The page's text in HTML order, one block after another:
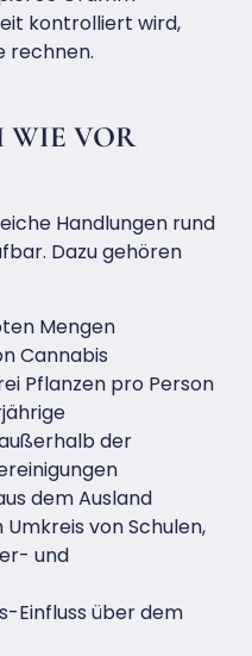
kontrolliert wird,
rechnen.
WIE VOR
Handlungen rund
Dazu gehören
Mengen
Cannabis
Pflanzen pro Person
der
dem Ausland
von Schulen,
und
Einfluss über dem